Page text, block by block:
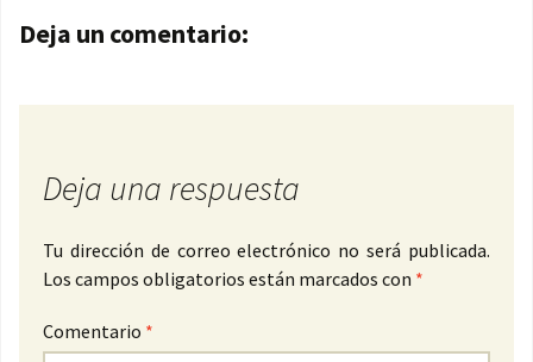
Navegación de entradas
Deja un comentario:
Deja una respuesta
Tu dirección de correo electrónico no será publicada.
Los campos obligatorios están marcados con *
Comentario *